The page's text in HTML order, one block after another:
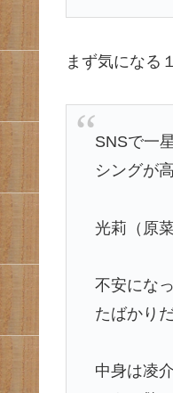
まず気になる
SNSで一
シングが
光莉（原
不安にな
たばかり
中身は凌